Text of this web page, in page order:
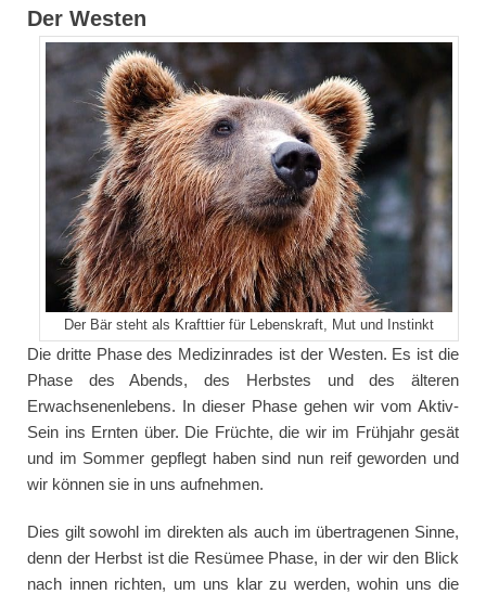
Der Westen
Der Bär steht als Krafttier für Lebenskraft, Mut und Instinkt
Die dritte Phase des Medizinrades ist der Westen. Es ist die
Phase des Abends, des Herbstes und des älteren
Erwachsenenlebens. In dieser Phase gehen wir vom Aktiv-
Sein ins Ernten über. Die Früchte, die wir im Frühjahr gesät
und im Sommer gepflegt haben sind nun reif geworden und
wir können sie in uns aufnehmen.
Dies gilt sowohl im direkten als auch im übertragenen Sinne,
denn der Herbst ist die Resümee Phase, in der wir den Blick
nach innen richten, um uns klar zu werden, wohin uns die